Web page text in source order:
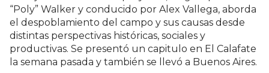
“Poly” Walker y conducido por Alex Vallega, aborda
el despoblamiento del campo y sus causas desde
distintas perspectivas históricas, sociales y
productivas. Se presentó un capitulo en El Calafate
la semana pasada y también se llevó a Buenos Aires.